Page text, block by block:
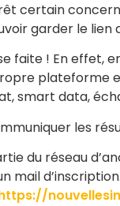
certain
garder le lien
faite ! En effet,
plateforme
smart data,
les
du réseau
mail